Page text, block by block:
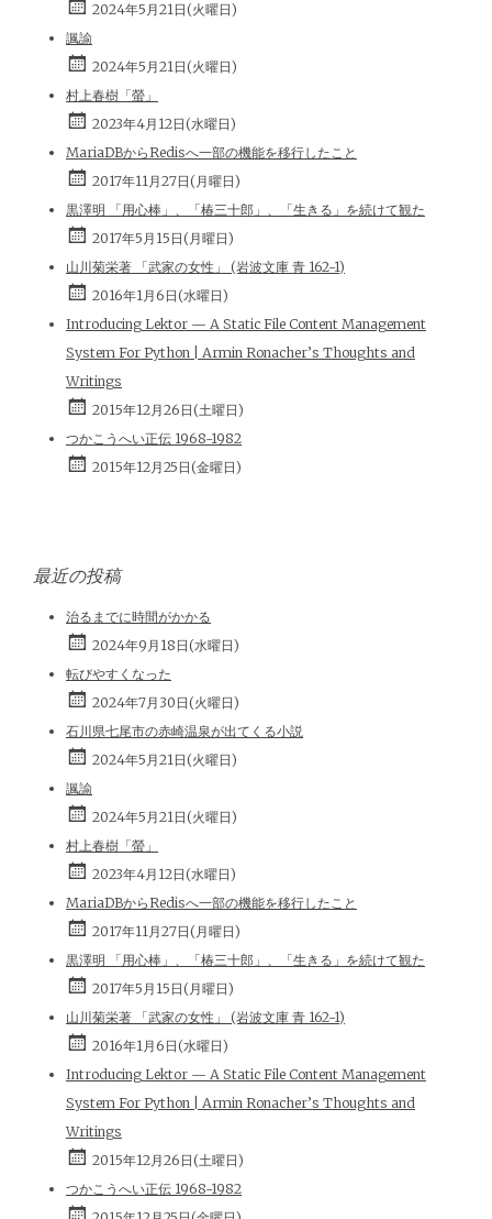
2024年5月21日(火曜日)
諷諭
2024年5月21日(火曜日)
村上春樹「螢」
2023年4月12日(水曜日)
MariaDBからRedisへ一部の機能を移行したこと
2017年11月27日(月曜日)
黒澤明 「用心棒」、「椿三十郎」、「生きる」を続けて観た
2017年5月15日(月曜日)
山川菊栄著 「武家の女性」 (岩波文庫 青 162-1)
2016年1月6日(水曜日)
Introducing Lektor — A Static File Content Management
System For Python | Armin Ronacher’s Thoughts and
Writings
2015年12月26日(土曜日)
つかこうへい正伝 1968-1982
2015年12月25日(金曜日)
最近の投稿
治るまでに時間がかかる
2024年9月18日(水曜日)
転びやすくなった
2024年7月30日(火曜日)
石川県七尾市の赤崎温泉が出てくる小説
2024年5月21日(火曜日)
諷諭
2024年5月21日(火曜日)
村上春樹「螢」
2023年4月12日(水曜日)
MariaDBからRedisへ一部の機能を移行したこと
2017年11月27日(月曜日)
黒澤明 「用心棒」、「椿三十郎」、「生きる」を続けて観た
2017年5月15日(月曜日)
山川菊栄著 「武家の女性」 (岩波文庫 青 162-1)
2016年1月6日(水曜日)
Introducing Lektor — A Static File Content Management
System For Python | Armin Ronacher’s Thoughts and
Writings
2015年12月26日(土曜日)
つかこうへい正伝 1968-1982